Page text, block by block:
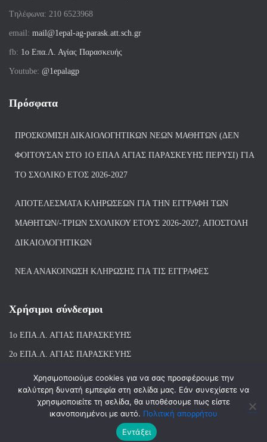
Tηλέφωνα: 210 6523968
email: mail@1epal-ag-parask.att.sch.gr
fb: 1ο Επα.Λ. Αγίας Παρασκευής
Youtube: @1epalagp
Πρόσφατα
ΠΡΟΣΚΌΜΙΣΗ ΔΙΚΑΙΟΛΟΓΗΤΙΚΏΝ ΝΈΩΝ ΜΑΘΗΤΏΝ (ΔΕΝ
ΦΟΙΤΟΎΣΑΝ ΣΤΟ 1Ο ΕΠΑΛ ΑΓΙΑΣ ΠΑΡΑΣΚΕΥΗΣ ΠΈΡΥΣΙ) ΓΙΑ
ΤΟ ΣΧΟΛΙΚΌ ΈΤΟΣ 2026-2027
ΑΠΟΤΕΛΈΣΜΑΤΑ ΚΛΗΡΏΣΕΩΝ ΓΙΑ ΤΗΝ ΕΓΓΡΑΦΉ ΤΩΝ
ΜΑΘΗΤΏΝ/-ΤΡΙΏΝ ΣΧΟΛΙΚΟΎ ΈΤΟΥΣ 2026-2027, ΑΠΟΣΤΟΛΉ
ΔΙΚΑΙΟΛΟΓΗΤΙΚΏΝ
ΝΕΑ ΑΝΑΚΟΙΝΩΣΗ ΚΛΗΡΩΣΗΣ ΓΙΑ ΤΙΣ ΕΓΓΡΑΦΕΣ
Χρήσιμοι σύνδεσμοι
1ο ΕΠΑ.Λ. ΑΓΙΑΣ ΠΑΡΑΣΚΕΥΗΣ
2ο ΕΠΑ.Λ. ΑΓΙΑΣ ΠΑΡΑΣΚΕΥΗΣ
1ο Ε.Κ. ΑΓΙΑΣ ΠΑΡΑΣΚΕΥΗΣ
ΒΙΒΛΙΟΘΗΚΗ 1ου & 2ου ΕΠΑΛ ΑΓΙΑΣ ΠΑΡΑΣΚΕΥΗΣ
Χρησιμοποιούμε cookies για να σας προσφέρουμε την
καλύτερη δυνατή εμπειρία στη σελίδα μας. Εάν συνεχίσετε να
χρησιμοποιείτε τη σελίδα, θα υποθέσουμε πως είστε
ικανοποιημένοι με αυτό. Πολιτική απορρήτου
Εντάξει